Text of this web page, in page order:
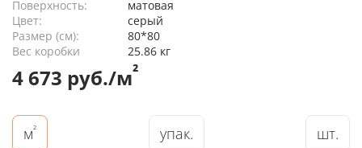
Поверхность:
матовая
Цвет:
серый
Размер (см):
80*80
Вес коробки
25.86 кг
4 673 руб./м²
м² упак. шт.